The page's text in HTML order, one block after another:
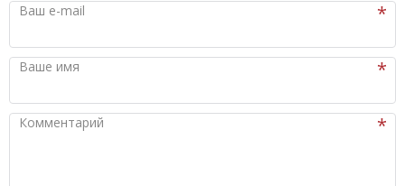
Ваш e-mail
Ваше имя
Комментарий